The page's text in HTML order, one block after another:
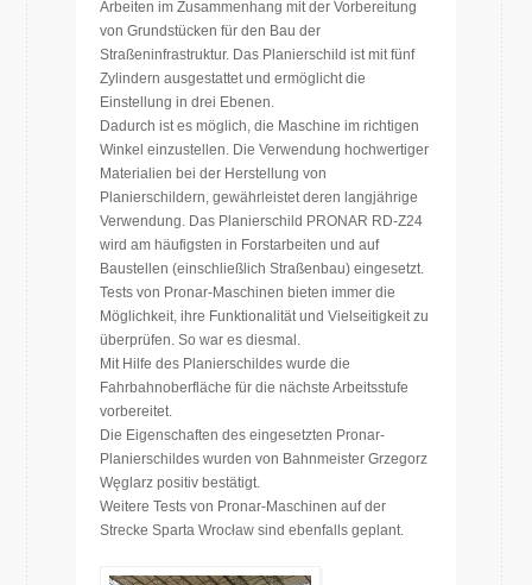
Arbeiten im Zusammenhang mit der Vorbereitung
von Grundstücken für den Bau der
Straßeninfrastruktur. Das Planierschild ist mit fünf
Zylindern ausgestattet und ermöglicht die
Einstellung in drei Ebenen.
Dadurch ist es möglich, die Maschine im richtigen
Winkel einzustellen. Die Verwendung hochwertiger
Materialien bei der Herstellung von
Planierschildern, gewährleistet deren langjährige
Verwendung. Das Planierschild PRONAR RD-Z24
wird am häufigsten in Forstarbeiten und auf
Baustellen (einschließlich Straßenbau) eingesetzt.
Tests von Pronar-Maschinen bieten immer die
Möglichkeit, ihre Funktionalität und Vielseitigkeit zu
überprüfen. So war es diesmal.
Mit Hilfe des Planierschildes wurde die
Fahrbahnoberfläche für die nächste Arbeitsstufe
vorbereitet.
Die Eigenschaften des eingesetzten Pronar-
Planierschildes wurden von Bahnmeister Grzegorz
Węglarz positiv bestätigt.
Weitere Tests von Pronar-Maschinen auf der
Strecke Sparta Wrocław sind ebenfalls geplant.